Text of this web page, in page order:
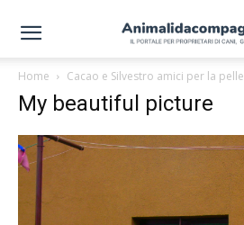
Home Cacao e Silvestro amici per la pelle
My beautiful picture